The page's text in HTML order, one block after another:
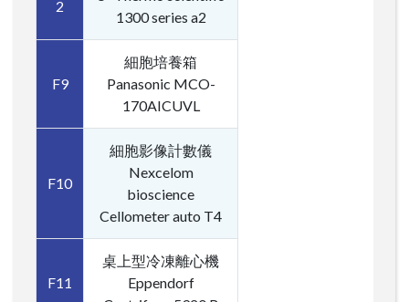
2
1300 series a2
F9
細胞培養箱
Panasonic MCO-
170AICUVL
F10
細胞影像計數儀
Nexcelom
bioscience
Cellometer auto T4
F11
桌上型冷凍離心機
Eppendorf